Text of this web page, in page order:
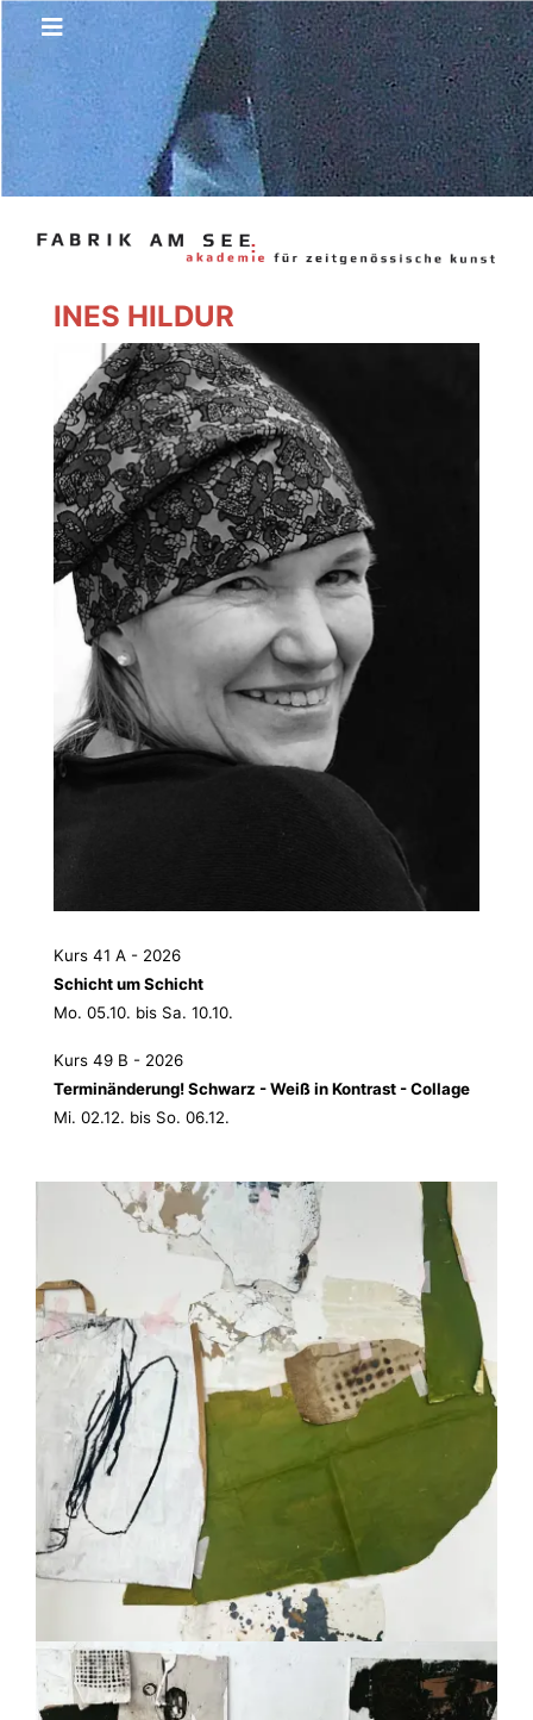
INES HILDUR
Kurs 41 A - 2026
Schicht um Schicht
Mo. 05.10. bis Sa. 10.10.
Kurs 49 B - 2026
Terminänderung! Schwarz - Weiß in Kontrast - Collage
Mi. 02.12. bis So. 06.12.